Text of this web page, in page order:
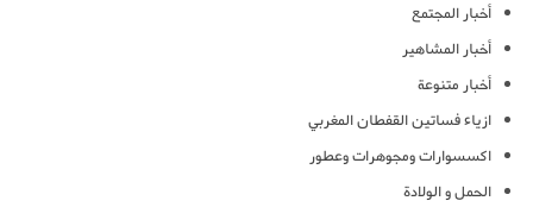
أخبار المجتمع
أخبار المشاهير
أخبار متنوعة
ازياء فساتين القفطان المغربي
اكسسوارات ومجوهرات وعطور
الحمل و الولادة